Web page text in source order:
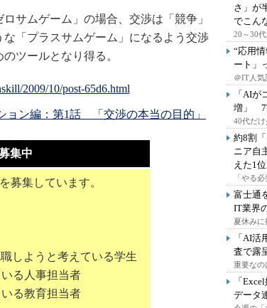
サムゲーム」の場合、交渉は「競争」
「プラスサムゲーム」になるよう交渉
ツールとなり得る。
ョン編：第1話 「交渉の本当の目的」
集中
募集しています。
しようと考えている学生
る人事担当者
る教育担当者
さ」が
でこん
20～30
“応用
ート」
＠IT人気
「AIが
増」 7
40代だけ
約8割
ニア自
えた1
「やる
富士通
IT業界
夏休みに
「AI
査で露
重要なの
「
データ